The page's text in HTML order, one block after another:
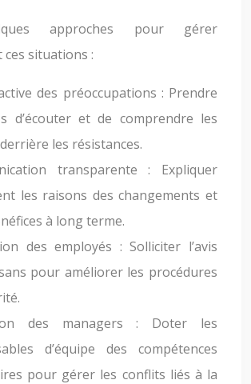
approches pour gérer
ces situations :
des préoccupations : Prendre
d’écouter et de comprendre les
les résistances.
transparente : Expliquer
les raisons des changements et
à long terme.
des employés : Solliciter l’avis
pour améliorer les procédures
des managers : Doter les
d’équipe des compétences
pour gérer les conflits liés à la